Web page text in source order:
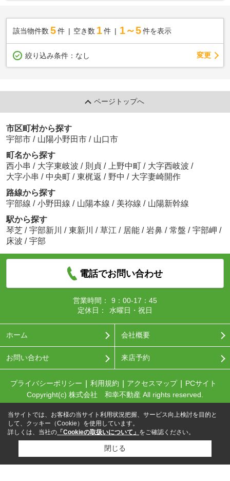
該当物件数 5件 空き数 1 件 1～5 件を表示
絞り込み条件： なし 変更
ページトップへ
市区町村から探す
宇部市 / 山陽小野田市 / 山口市
町名から探す
西小串 / 大字東岐波 / 則貞 / 上野中町 / 大字西岐波 /
大字小串 / 中央町 / 東梶返 / 野中 / 大字妻崎開作
路線から探す
宇部線 / 小野田線 / 山陽本線 / 美祢線 / 山陽新幹線
駅から探す
琴芝 / 宇部新川 / 東新川 / 草江 / 居能 / 岩鼻 / 常盤 / 宇部岬 /
床波 / 宇部
電話でお問い合わせ
営業時間：
9：00-17：45
定休日：
水曜日・祝日
ホーム 会社概要
お問い合わせ 来店予約
プライバシーポリシー 利用規約 アクセスマップ
PCサイト
Copyright(c) 株式会社 和幸不動産 All rights reserved.
当サイトでは、お客様の当サイト利用状況把握、サービス向上検討を目的と
して、クッキー（Cookie）を使用しています。
詳しくは、当社の 「Cookieの取扱いについて」 をご確認ください。
閉じる